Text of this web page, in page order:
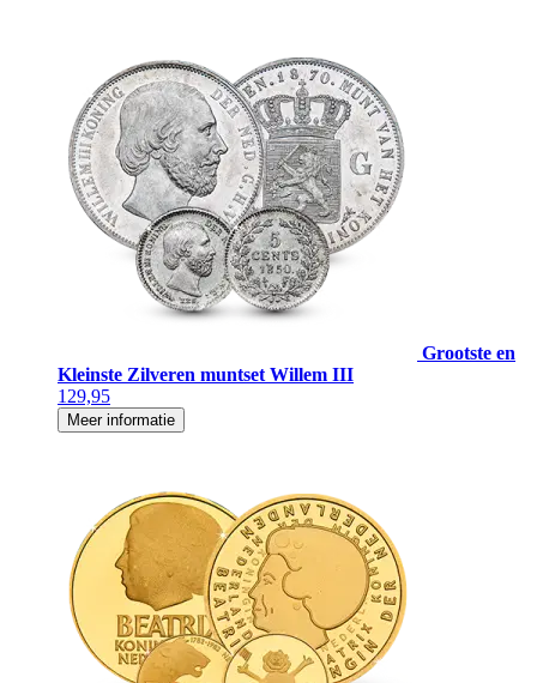
Grootste en
Kleinste Zilveren muntset Willem III
129,95
Meer informatie